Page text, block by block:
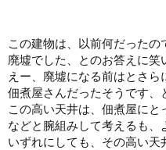
この建物は、以前何だったの
廃墟でした、とのお答えに笑
えー、廃墟になる前はとさら
佃煮屋さんだったそうです、
この高い天井は、佃煮屋にと
などと腕組みして考えるも、
いずれにしても、その高い天